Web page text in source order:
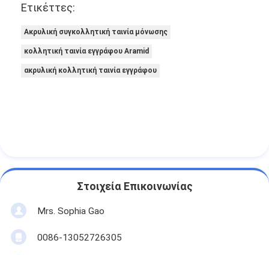
Ετικέττες:
Ακρυλική συγκολλητική ταινία μόνωσης
κολλητική ταινία εγγράφου Aramid
ακρυλική κολλητική ταινία εγγράφου
Στοιχεία Επικοινωνίας
Mrs. Sophia Gao
0086-13052726305